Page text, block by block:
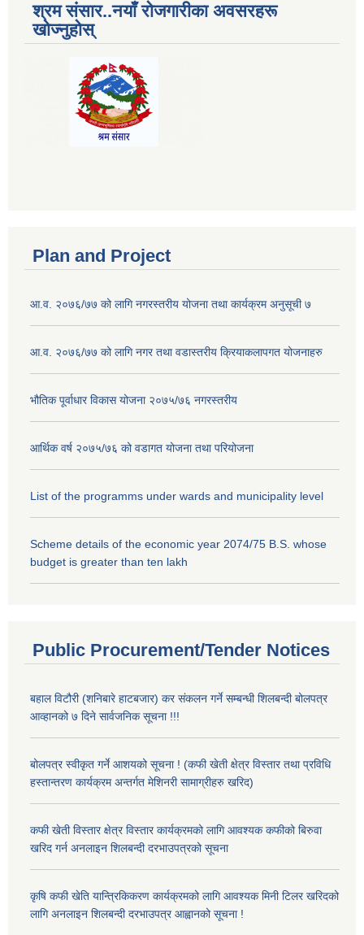
श्रम संसार..नयाँ रोजगारीका अवसरहरू
खोज्नुहोस्
Plan and Project
आ.व. २०७६/७७ को लागि नगरस्तरीय योजना तथा कार्यक्रम अनुसूची ७
आ.व. २०७६/७७ को लागि नगर तथा वडास्तरीय क्रियाकलापगत योजनाहरु
भौतिक पूर्वाधार विकास योजना २०७५/७६ नगरस्तरीय
आर्थिक वर्ष २०७५/७६ को वडागत योजना तथा परियोजना
List of the programms under wards and municipality level
Scheme details of the economic year 2074/75 B.S. whose
budget is greater than ten lakh
Public Procurement/Tender Notices
बहाल विटौरी (शनिबारे हाटबजार) कर संकलन गर्ने सम्बन्धी शिलबन्दी बोलपत्र
आव्हानको ७ दिने सार्वजनिक सूचना !!!
बोलपत्र स्वीकृत गर्ने आशयको सूचना ! (कफी खेती क्षेत्र विस्तार तथा प्रविधि
हस्तान्तरण कार्यक्रम अन्तर्गत मेशिनरी सामाग्रीहरु खरिद)
कफी खेती विस्तार क्षेत्र विस्तार कार्यक्रमको लागि आवश्यक कफीको बिरुवा
खरिद गर्न अनलाइन शिलबन्दी दरभाउपत्रको सूचना
कृषि कफी खेति यान्त्रिकिकरण कार्यक्रमको लागि आवश्यक मिनी टिलर खरिदको
लागि अनलाइन शिलबन्दी दरभाउपत्र आह्वानको सूचना !